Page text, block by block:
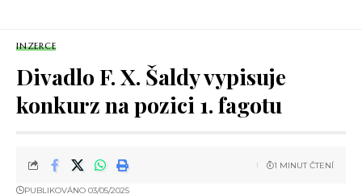
INZERCE
Divadlo F. X. Šaldy vypisuje
konkurz na pozici 1. fagotu
PUBLIKOVÁNO 03/05/2025
1 MINUT ČTENÍ